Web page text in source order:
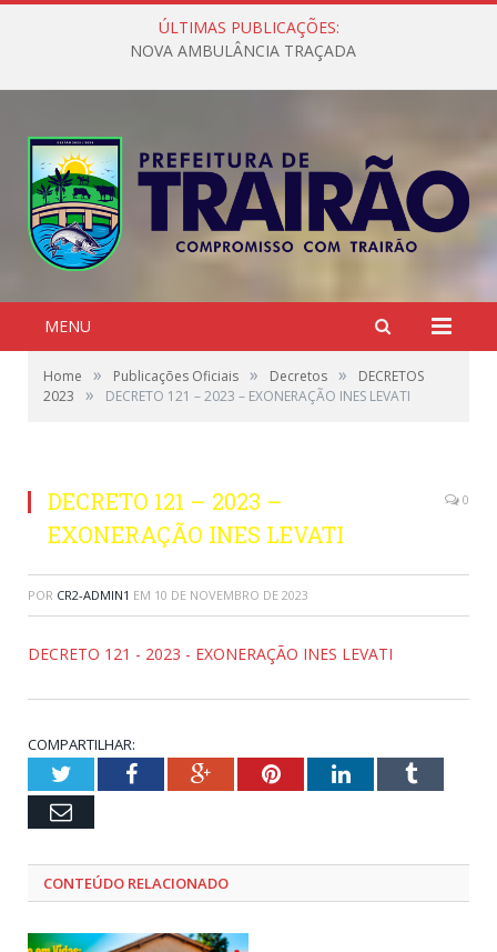
ÚLTIMAS PUBLICAÇÕES:
NOVA AMBULÂNCIA TRAÇADA
MENU
Home » Publicações Oficiais » Decretos »
DECRETOS
2023
» DECRETO 121 – 2023 – EXONERAÇÃO INES LEVATI
DECRETO 121 – 2023 –
EXONERAÇÃO INES LEVATI
0
POR CR2-ADMIN1 EM 10 DE NOVEMBRO DE 2023
DECRETO 121 - 2023 - EXONERAÇÃO INES LEVATI
COMPARTILHAR:
TwitterFacebookGoogle+PinterestLinkedInTumblr
Email
CONTEÚDO RELACIONADO